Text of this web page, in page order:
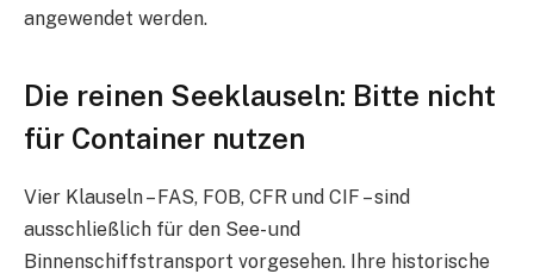
angewendet werden.
Die reinen Seeklauseln: Bitte nicht
für Container nutzen
Vier Klauseln – FAS, FOB, CFR und CIF – sind
ausschließlich für den See- und
Binnenschiffstransport vorgesehen. Ihre historische